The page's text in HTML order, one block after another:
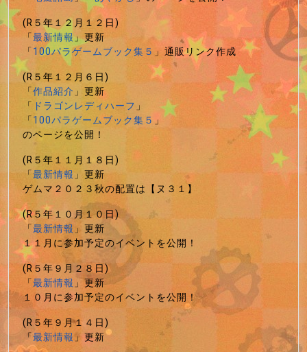
(R５年１２月１２日)
「最新情報」更新
「100パラゲームブック集５ 」通販リンク作成
(R５年１２月６日)
「作品紹介」更新
「 ドラゴンレディハーフ」
「100パラゲームブック集５ 」
のページを公開！
(R５年１１月１８日)
「最新情報」更新
ゲムマ２０２３秋の配置は【ヌ３１】
(R５年１０月１０日)
「最新情報」更新
１１月に参加予定のイベントを公開！
(R５年９月２８日)
「最新情報」更新
１０月に参加予定のイベントを公開！
(R５年９月１４日)
「最新情報」更新